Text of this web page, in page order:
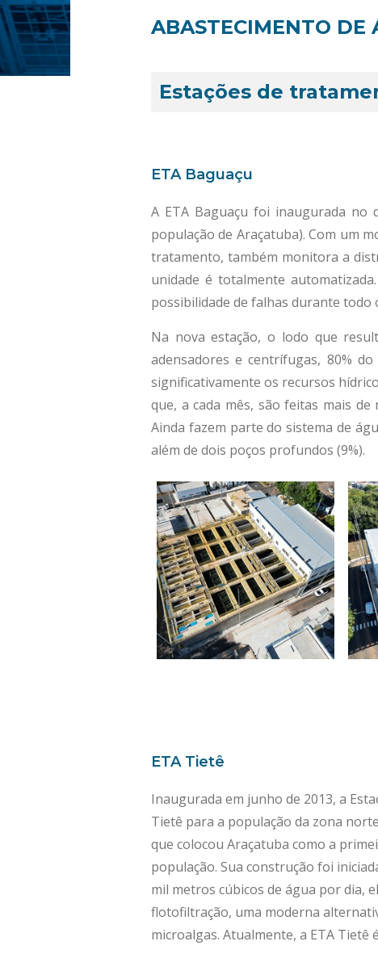
ABASTECIMENTO DE
Estações de
ETA Baguaçu
A ETA Baguaçu foi inaugurada no
população de Araçatuba). Com um
tratamento, também monitora a
unidade é totalmente
possibilidade de falhas durante todo
Na nova estação, o lodo que
adensadores e centrífugas, 80%
significativamente os recursos
que, a cada mês, são feitas mais
Ainda fazem parte do sistema de
além de dois poços profundos (9%).
ETA Tietê
Inaugurada em junho de 2013, a
Tietê para a população da zona
que colocou Araçatuba como a
população. Sua construção foi
mil metros cúbicos de água por dia,
flotofiltração, uma moderna
microalgas. Atualmente, a ETA Tietê